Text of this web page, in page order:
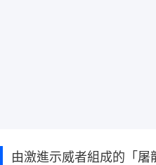
由激進示威者組成的「屠